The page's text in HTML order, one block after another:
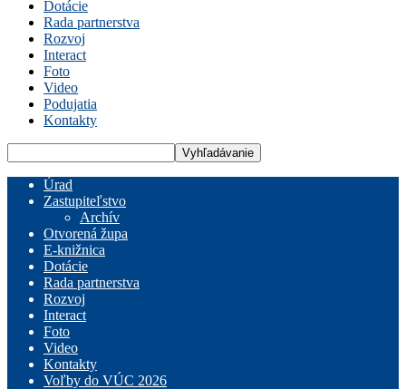
Dotácie
Rada partnerstva
Rozvoj
Interact
Foto
Video
Podujatia
Kontakty
Úrad
Zastupiteľstvo
Archív
Otvorená župa
E-knižnica
Dotácie
Rada partnerstva
Rozvoj
Interact
Foto
Video
Kontakty
Voľby do VÚC 2026